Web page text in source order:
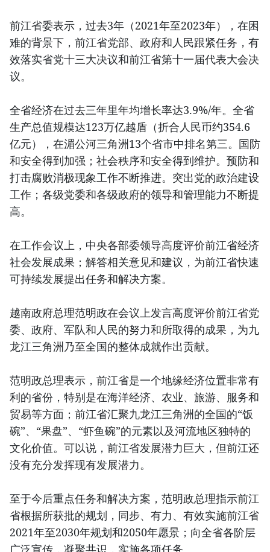
前江省委表示，过去3年（2021年至2023年），在困
难的背景下，前江省党部、政府和人民跟紧任务，有
效落实省党十三大决议和前江省第十一届代表大会决
议。
全省经济在过去三年里年均增长率达3.9%/年。全省
生产总值规模达123万亿越盾（折合人民币约354.6
亿元），在湄公河三角洲13个省市中排名第三。国防
和安全得到加强；社会秩序和安全得到维护。预防和
打击腐败消极现象工作不断推进。突出党的政治建设
工作；各级党委和各级政府的领导和管理能力不断提
高。
在工作会议上，中央各部委领导高度评价前江省经济
社会发展成果；解答相关意见和建议，为前江省快速
可持续发展提出任务和解决方案。
越南政府总理范明政在会议上发言高度评价前江省党
委、政府、军队和人民的努力和所取得的成果，为九
龙江三角洲乃至全国的整体成就作出贡献。
范明政总理表示，前江省是一个地缘经济位置非常有
利的省份，特别是在海洋经济、农业、旅游、服务和
贸易等方面；前江省汇聚九龙江三角洲的全国的“饭
碗”、“果盘”、“虾鱼碗”的元素以及河流地区独特的
文化价值。可以说，前江省发展潜力巨大，但前江还
没有充分发挥现有发展潜力。
至于今后重点任务和解决方案，范明政总理指示前江
省根据所获批的规划，同步、有力、有效实施前江省
2021年至2030年规划和2050年愿景；向全省各阶层